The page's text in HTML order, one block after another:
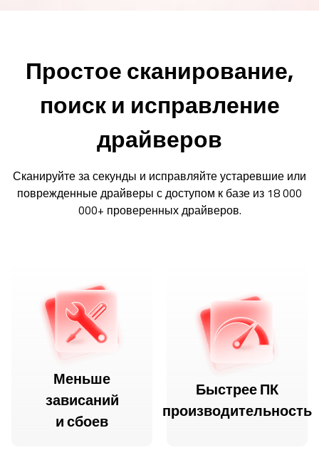
Простое сканирование,
поиск и исправление
драйверов
Сканируйте за секунды и исправляйте устаревшие или
поврежденные драйверы с доступом к базе из 18 000
000+ проверенных драйверов.
Меньше
зависаний
и сбоев
Быстрее ПК
производительность